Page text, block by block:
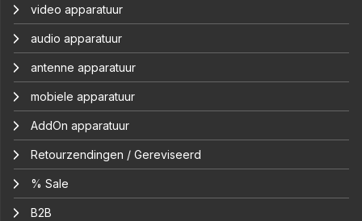
video apparatuur
audio apparatuur
antenne apparatuur
mobiele apparatuur
AddOn apparatuur
Retourzendingen / Gereviseerd
% Sale
B2B